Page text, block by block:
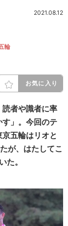
2021.08.12
輪
お気に入り
者や識者に率
」。今回のテ
五輪はリオと
が、はたしてこ
た。